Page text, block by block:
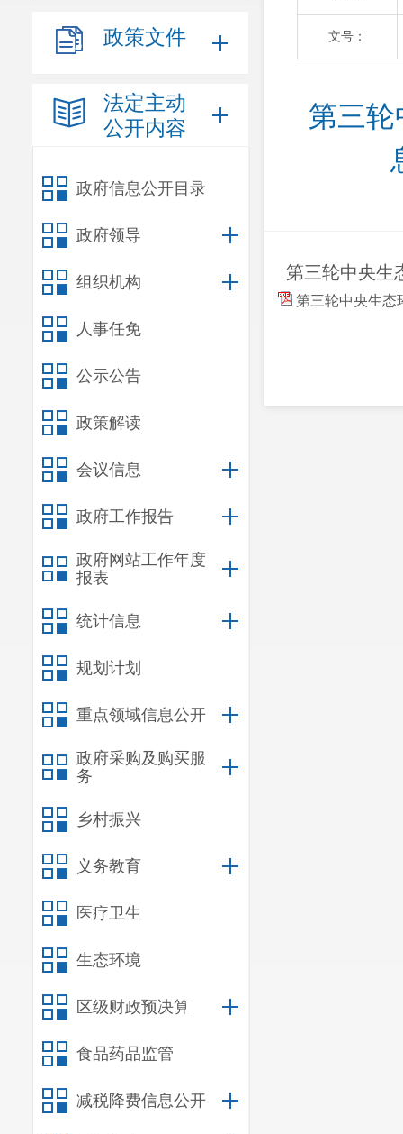
政策文件
法定主动
公开内容
政府信息公开目录
政府领导
组织机构
人事任免
公示公告
政策解读
会议信息
政府工作报告
政府网站工作年度
报表
统计信息
规划计划
重点领域信息公开
政府采购及购买服
务
乡村振兴
义务教育
医疗卫生
生态环境
区级财政预决算
食品药品监管
减税降费信息公开
文号：
第三
第三轮中央生
第三轮中央生态